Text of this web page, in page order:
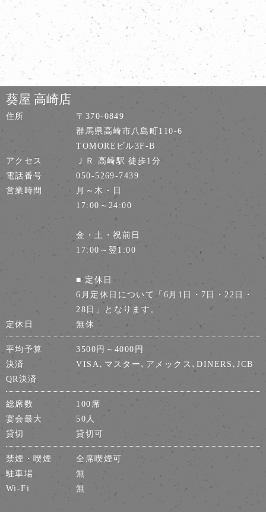
葵屋 高崎店
住所
〒370-0849
群馬県高崎市八島町110-6
TOMOREビル3F-B
アクセス
ＪＲ 高崎駅 徒歩1分
電話番号
050-5269-7439
営業時間
月～木・日
17:00～24:00
金・土・祝前日
17:00～翌1:00
■ 定休日
6月定休日について「6月1日・7日・22日・
28日」となります。
定休日
無休
平均予算
3500円～4000円
決済
VISA､マスター､アメックス､DINERS､JCB
QR決済
総席数
100席
宴会最大
50人
貸切
貸切可
禁煙・喫煙
全席喫煙可
駐車場
無
Wi-Fi
無